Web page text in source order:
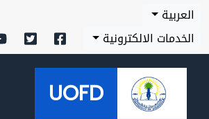
العربية
الخدمات الالكترونية
UOFD